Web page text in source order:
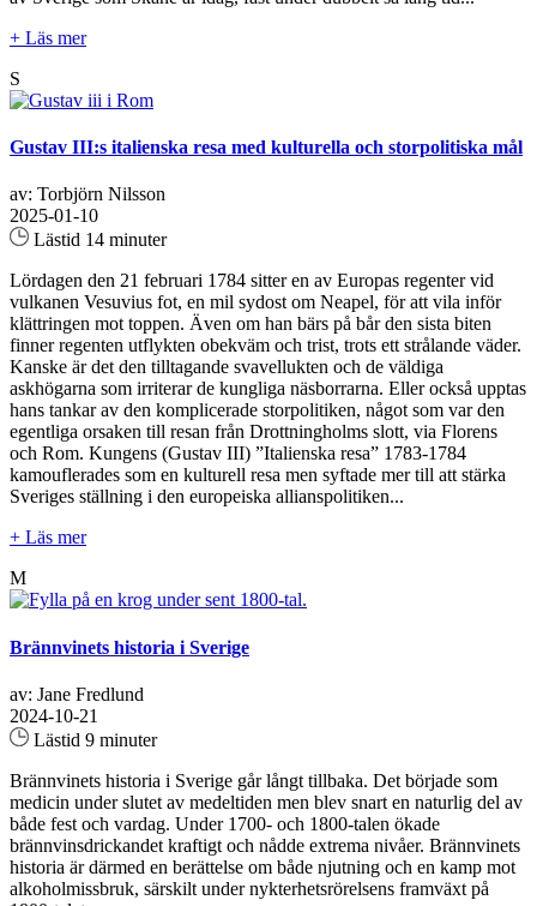
+ Läs mer
S
Gustav III:s italienska resa med kulturella och storpolitiska mål
av: Torbjörn Nilsson
2025-01-10
Lästid 14 minuter
Lördagen den 21 februari 1784 sitter en av Europas regenter vid
vulkanen Vesuvius fot, en mil sydost om Neapel, för att vila inför
klättringen mot toppen. Även om han bärs på bår den sista biten
finner regenten utflykten obekväm och trist, trots ett strålande väder.
Kanske är det den tilltagande svavellukten och de väldiga
askhögarna som irriterar de kungliga näsborrarna. Eller också upptas
hans tankar av den komplicerade storpolitiken, något som var den
egentliga orsaken till resan från Drottningholms slott, via Florens
och Rom. Kungens (Gustav III) ”Italienska resa” 1783-1784
kamouflerades som en kulturell resa men syftade mer till att stärka
Sveriges ställning i den europeiska allianspolitiken...
+ Läs mer
M
Brännvinets historia i Sverige
av: Jane Fredlund
2024-10-21
Lästid 9 minuter
Brännvinets historia i Sverige går långt tillbaka. Det började som
medicin under slutet av medeltiden men blev snart en naturlig del av
både fest och vardag. Under 1700- och 1800-talen ökade
brännvinsdrickandet kraftigt och nådde extrema nivåer. Brännvinets
historia är därmed en berättelse om både njutning och en kamp mot
alkoholmissbruk, särskilt under nykterhetsrörelsens framväxt på